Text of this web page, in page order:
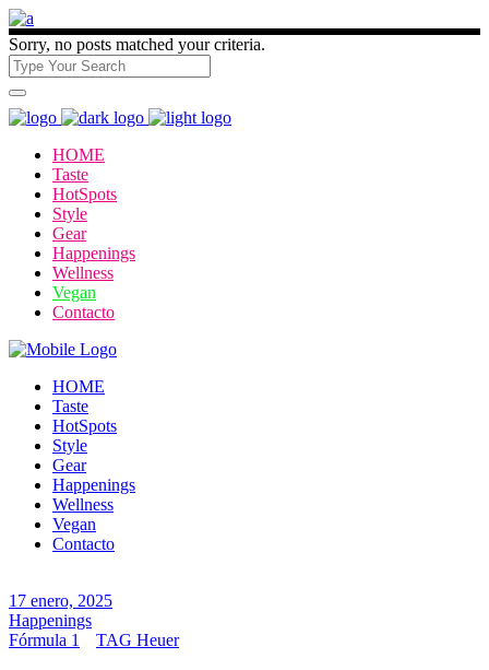
Sorry, no posts matched your criteria.
HOME
Taste
HotSpots
Style
Gear
Happenings
Wellness
Vegan
Contacto
HOME
Taste
HotSpots
Style
Gear
Happenings
Wellness
Vegan
Contacto
17 enero, 2025
Happenings
Fórmula 1
TAG Heuer